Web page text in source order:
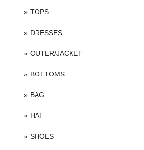
TOPS
DRESSES
OUTER/JACKET
BOTTOMS
BAG
HAT
SHOES